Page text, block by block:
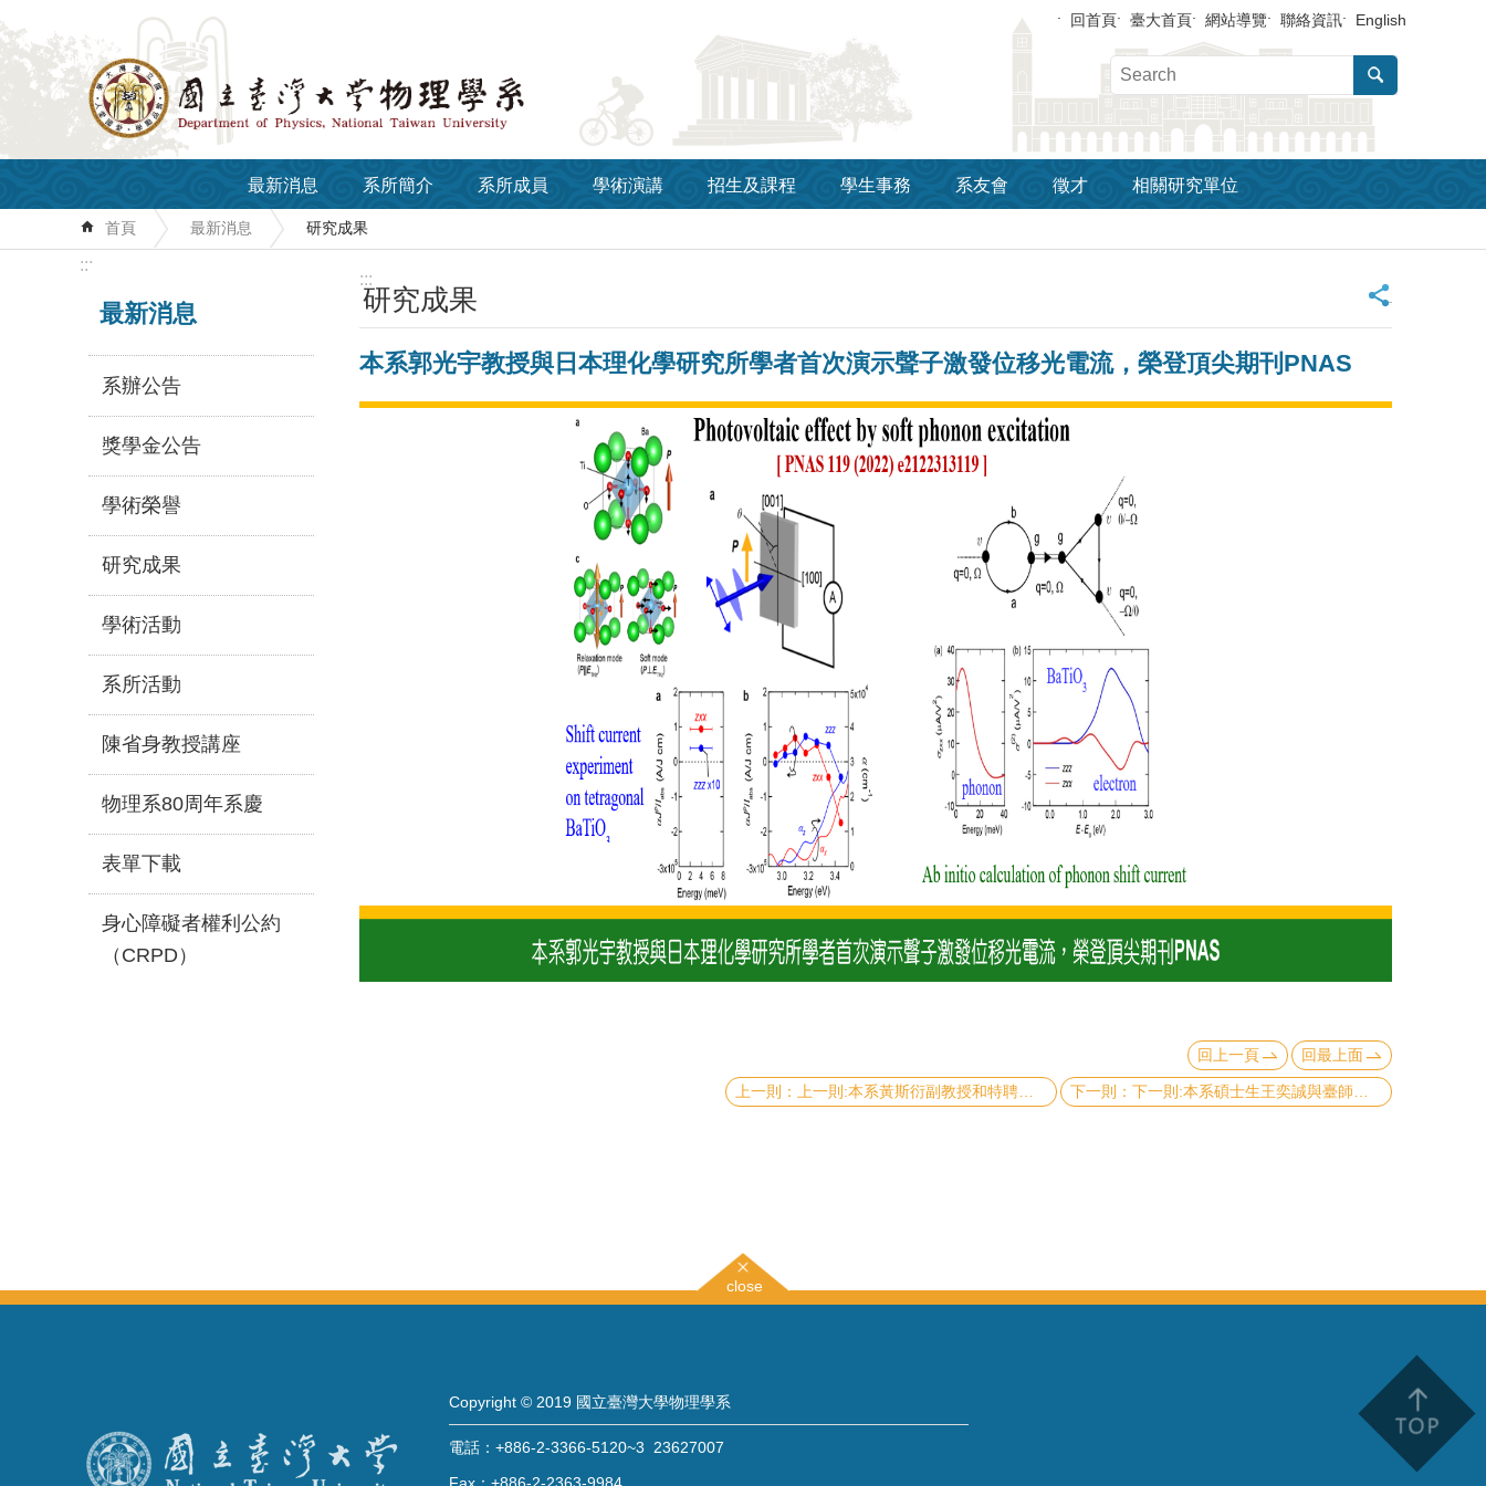
跳到主要內容區塊 回首頁 臺大首頁 網站導覽 聯絡資訊 English
最新消息 系所簡介 系所成員 學術演講 招生及課程 學生事務 系友會 徵才 相關研究單位
首頁 最新消息 研究成果
:::
最新消息
系辦公告
獎學金公告
學術榮譽
研究成果
學術活動
系所活動
陳省身教授講座
物理系80周年系慶
表單下載
身心障礙者權利公約
（CRPD）
:::
研究成果 _
本系郭光宇教授與日本理化學研究所學者首次演示聲子激發位移光電流，榮登頂尖期刊PNAS
回上一頁 回最上面
上一則:本系黃斯衍副教授和特聘研究講座錢嘉陵教授與凝態中心曲丹茹助研究員合作的團隊研究工作發表於PRL與PRB 下一則:本系碩士生王奕誠與臺師大物理系及中研院原分所研究二維原子陣列的非厄米物理，發表於頂尖期刊《Nature Communications》
close
Copyright © 2019 國立臺灣大學物理學系
電話：+886-2-3366-5120~3 23627007
Fax：+886-2-2363-9984